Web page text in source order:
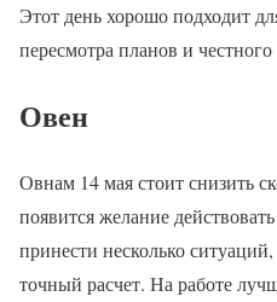
Этот день хорошо подходит
пересмотра планов и честного
Овен
Овнам 14 мая стоит снизить
появится желание
принести несколько
точный расчет. На работе